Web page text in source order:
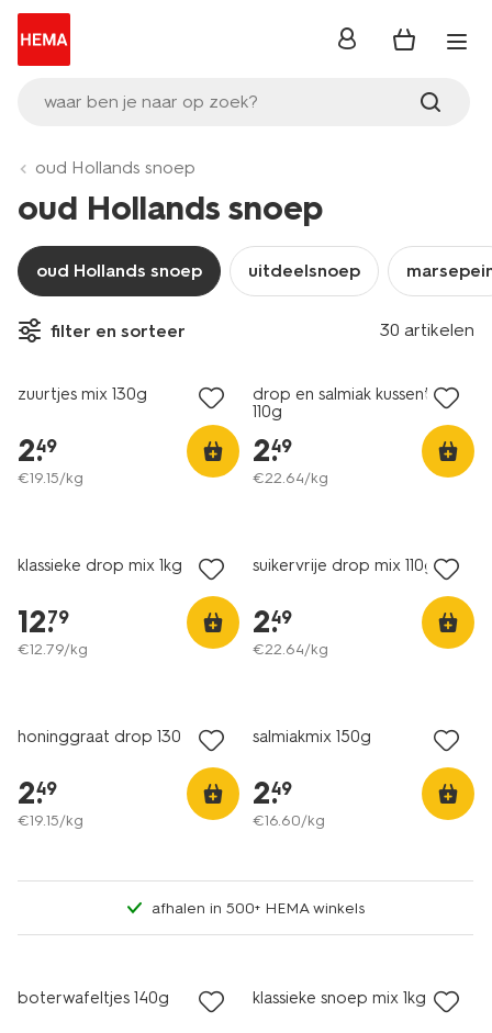
waar ben je naar op zoek?
inloggen
oud Hollands snoep
oud Hollands snoep
oud Hollands snoep uitdeelsnoep
filter en sorteer 30 artikelen
2 voor 3.99
met je HEMA pas
zuurtjes mix 130g
2.
49
€19.15/kg
drop en salmiak kussentjes
110g
2.
49
€22.64/kg
klassieke drop mix 1kg
12.
79
€12.79/kg
suikervrije drop mix 110g
2.
49
€22.64/kg
honinggraat drop 130
2.
49
€19.15/kg
salmiakmix 150g
2.
49
€16.60/kg
afhalen in 500+ HEMA winkels
boterwafeltjes 140g klassieke snoep mix 1kg